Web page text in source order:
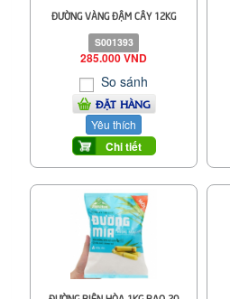
ĐƯỜNG VÀNG ĐẬM CÂY 12KG
S001393
285.000 VND
So sánh
ĐẶT HÀNG
Yêu thích
Chi tiết